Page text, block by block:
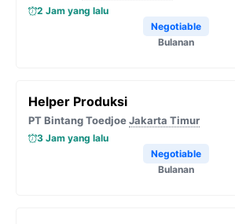
2 Jam yang lalu
Negotiable
Bulanan
Helper Produksi
PT Bintang ToedjoeJakarta Timur
3 Jam yang lalu
Negotiable
Bulanan